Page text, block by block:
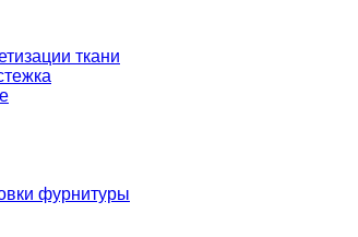
ткани
фурнитуры